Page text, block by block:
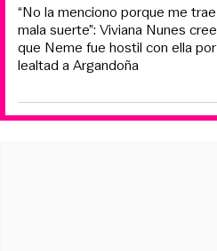
“No la menciono porque me trae
mala suerte”: Viviana Nunes cree
que Neme fue hostil con ella por
lealtad a Argandoña